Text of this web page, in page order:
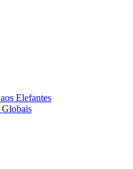
Elefantes
Globais